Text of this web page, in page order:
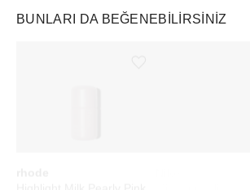
BUNLARI DA BEĞENEBILIRSINIZ